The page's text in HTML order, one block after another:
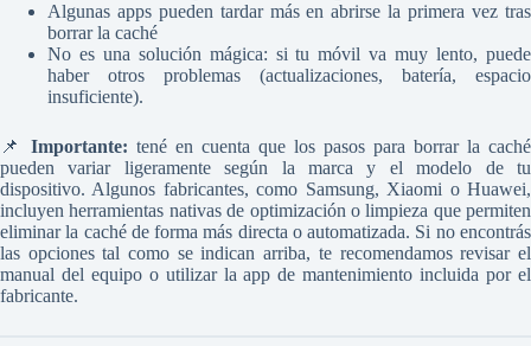
Algunas apps pueden tardar más en abrirse la primera vez tras
borrar la caché
No es una solución mágica: si tu móvil va muy lento, puede
haber otros problemas (actualizaciones, batería, espacio
insuficiente).
📌 Importante: tené en cuenta que los pasos para borrar la caché
pueden variar ligeramente según la marca y el modelo de tu
dispositivo. Algunos fabricantes, como Samsung, Xiaomi o Huawei,
incluyen herramientas nativas de optimización o limpieza que permiten
eliminar la caché de forma más directa o automatizada. Si no encontrás
las opciones tal como se indican arriba, te recomendamos revisar el
manual del equipo o utilizar la app de mantenimiento incluida por el
fabricante.